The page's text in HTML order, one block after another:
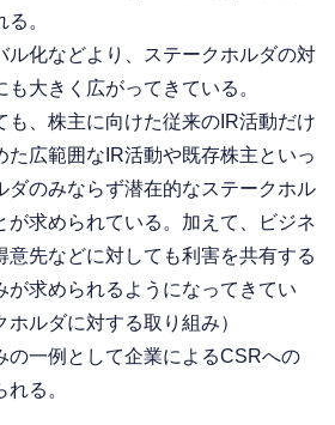
。
ル化などより、ステークホルダの対
大きく広がってきている。
も、株主に向けた従来のIR活動だけ
た広範囲なIR活動や既存株主といっ
ダのみならず潜在的なステークホル
が求められている。加えて、ビジネ
意先などに対しても利害を共有する
が求められるようになってきてい
ルダに対する取り組み）
の一例として企業によるCSRへの
る。